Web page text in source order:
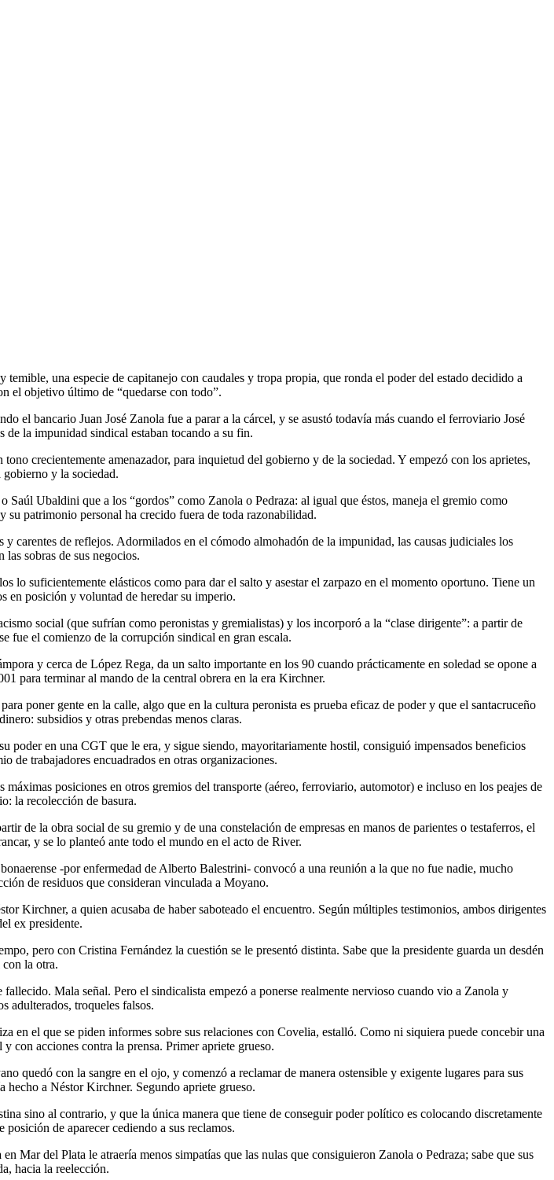
una especie de capitanejo con caudales y tropa propia, que ronda el poder del estado decidido a
el objetivo último de “quedarse con todo”.
el bancario Juan José Zanola fue a parar a la cárcel, y se asustó todavía más cuando el ferroviario José
la impunidad sindical estaban tocando a su fin.
crecientemente amenazador, para inquietud del gobierno y de la sociedad. Y empezó con los aprietes,
gobierno y la sociedad.
Ubaldini que a los “gordos” como Zanola o Pedraza: al igual que éstos, maneja el gremio como
su patrimonio personal ha crecido fuera de toda razonabilidad.
carentes de reflejos. Adormilados en el cómodo almohadón de la impunidad, las causas judiciales los
sobras de sus negocios.
lo suficientemente elásticos como para dar el salto y asestar el zarpazo en el momento oportuno. Tiene un
en posición y voluntad de heredar su imperio.
social (que sufrían como peronistas y gremialistas) y los incorporó a la “clase dirigente”: a partir de
fue el comienzo de la corrupción sindical en gran escala.
y cerca de López Rega, da un salto importante en los 90 cuando prácticamente en soledad se opone a
para terminar al mando de la central obrera en la era Kirchner.
poner gente en la calle, algo que en la cultura peronista es prueba eficaz de poder y que el santacruceño
subsidios y otras prebendas menos claras.
en una CGT que le era, y sigue siendo, mayoritariamente hostil, consiguió impensados beneficios
de trabajadores encuadrados en otras organizaciones.
posiciones en otros gremios del transporte (aéreo, ferroviario, automotor) e incluso en los peajes de
la recolección de basura.
de la obra social de su gremio y de una constelación de empresas en manos de parientes o testaferros, el
y se lo planteó ante todo el mundo en el acto de River.
-por enfermedad de Alberto Balestrini- convocó a una reunión a la que no fue nadie, mucho
de residuos que consideran vinculada a Moyano.
Kirchner, a quien acusaba de haber saboteado el encuentro. Según múltiples testimonios, ambos dirigentes
ex presidente.
pero con Cristina Fernández la cuestión se le presentó distinta. Sabe que la presidente guarda un desdén
la otra.
Mala señal. Pero el sindicalista empezó a ponerse realmente nervioso cuando vio a Zanola y
adulterados, troqueles falsos.
en el que se piden informes sobre sus relaciones con Covelia, estalló. Como ni siquiera puede concebir una
con acciones contra la prensa. Primer apriete grueso.
quedó con la sangre en el ojo, y comenzó a reclamar de manera ostensible y exigente lugares para sus
hecho a Néstor Kirchner. Segundo apriete grueso.
sino al contrario, y que la única manera que tiene de conseguir poder político es colocando discretamente
de aparecer cediendo a sus reclamos.
Mar del Plata le atraería menos simpatías que las nulas que consiguieron Zanola o Pedraza; sabe que sus
hacia la reelección.